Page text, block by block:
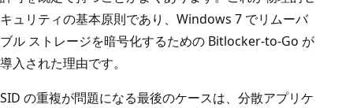
キュリティの基本原則であり、Windows 7 でリムーバ
ブル ストレージを暗号化するための Bitlocker-to-Go が
導入された理由です。
SID の重複が問題になる最後のケースは、分散アプリケ